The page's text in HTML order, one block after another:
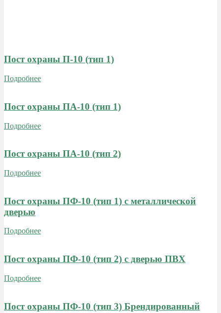
Пост охраны П-10 (тип 1)
Подробнее
Пост охраны ПА-10 (тип 1)
Подробнее
Пост охраны ПА-10 (тип 2)
Подробнее
Пост охраны ПФ-10 (тип 1) c металлической
дверью
Подробнее
Пост охраны ПФ-10 (тип 2) с дверью ПВХ
Подробнее
Пост охраны ПФ-10 (тип 3) Брендированный